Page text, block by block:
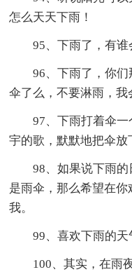
怎么天天下雨！
95、下雨了，有谁
96、下雨了，你
伞了么，不要淋雨，我
97、下雨打着伞
宇的歌，默默地把伞放
98、如果说下雨
是雨伞，那么希望在
我。
99、喜欢下雨的
100、其实，在雨